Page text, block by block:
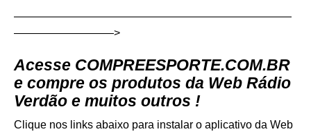
—————————————————————————
—————————>
Acesse COMPREESPORTE.COM.BR
e compre os produtos da Web Rádio
Verdão e muitos outros !
Clique nos links abaixo para instalar o aplicativo da Web